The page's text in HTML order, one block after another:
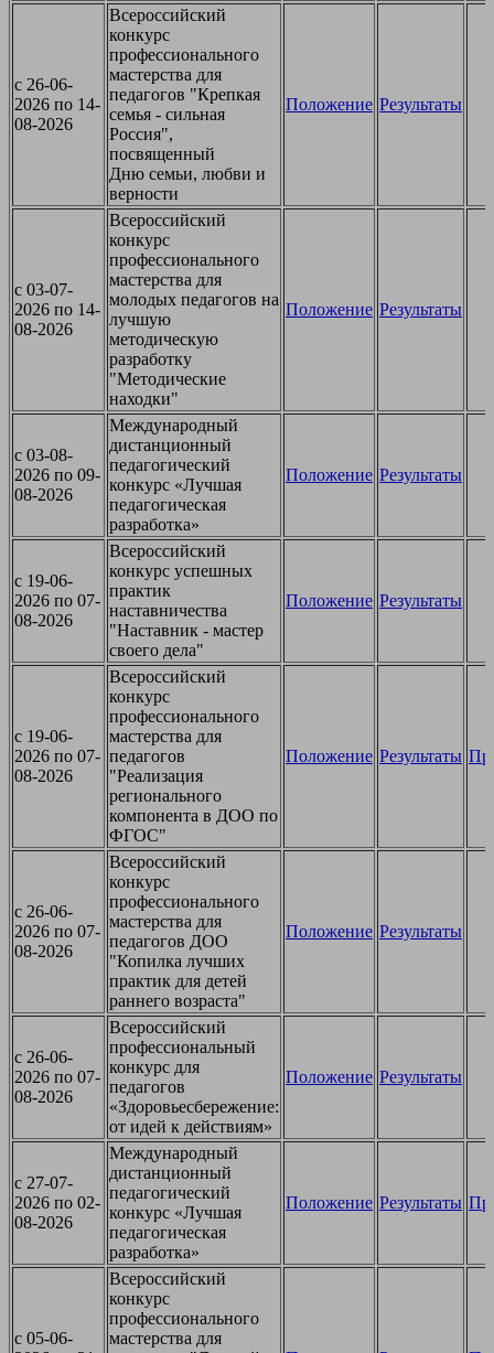
c 26-06-
2026 по 14-
08-2026
Всероссийский
конкурс
профессионального
мастерства для
педагогов "Крепкая
семья - сильная
Россия",
посвященный
Дню семьи, любви и
верности
Положение Результаты
c 03-07-
2026 по 14-
08-2026
Всероссийский
конкурс
профессионального
мастерства для
молодых педагогов на
лучшую
методическую
разработку
"Методические
находки"
Положение Результаты
c 03-08-
2026 по 09-
08-2026
Международный
дистанционный
педагогический
конкурс «Лучшая
педагогическая
разработка»
Положение Результаты
c 19-06-
2026 по 07-
08-2026
Всероссийский
конкурс успешных
практик
наставничества
"Наставник - мастер
своего дела"
Положение Результаты
c 19-06-
2026 по 07-
08-2026
Всероссийский
конкурс
профессионального
мастерства для
педагогов
"Реализация
регионального
компонента в ДОО по
ФГОС"
Положение Результаты
c 26-06-
2026 по 07-
08-2026
Всероссийский
конкурс
профессионального
мастерства для
педагогов ДОО
"Копилка лучших
практик для детей
раннего возраста"
Положение Результаты
c 26-06-
2026 по 07-
08-2026
Всероссийский
профессиональный
конкурс для
педагогов
«Здоровьесбережение:
от идей к действиям»
Положение Результаты
c 27-07-
2026 по 02-
08-2026
Международный
дистанционный
педагогический
конкурс «Лучшая
педагогическая
разработка»
Положение Результаты
c 05-06-
Всероссийский
конкурс
профессионального
мастерства для